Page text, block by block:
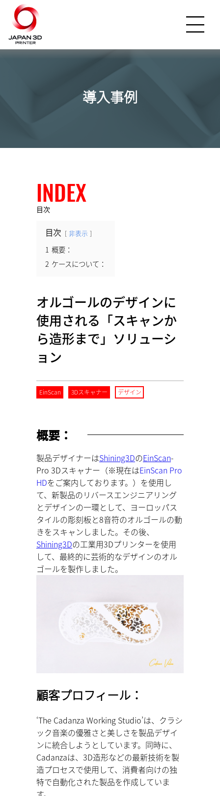
導入事例
INDEX
目次
目次 非表示
1 概要：
2 ケースについて：
オルゴールのデザインに
使用される「スキャンか
ら造形まで」ソリューシ
ョン
EinScan 3Dスキャナー デザイン
概要：
製品デザイナーはShining3DのEinScan-
Pro 3Dスキャナー（※現在はEinScan Pro
HDをご案内しております。）を使用し
て、新製品のリバースエンジニアリング
とデザインの一環として、ヨーロッパス
タイルの彫刻板と8音符のオルゴールの動
きをスキャンしました。その後、
Shining3Dの工業用3Dプリンターを使用
して、最終的に芸術的なデザインのオル
ゴールを製作しました。
顧客プロフィール：
‘The Cadanza Working Studio’は、クラシ
ック音楽の優雅さと美しさを製品デザイ
ンに統合しようとしています。同時に、
Cadanzaは、3D造形などの最新技術を製
造プロセスで使用して、消費者向けの独
特で自動化された製品を作成していま